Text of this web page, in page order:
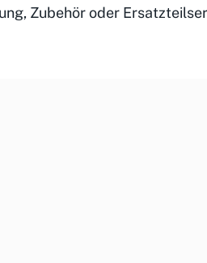
Zubehör oder